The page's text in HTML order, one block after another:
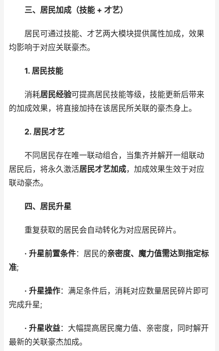
三、居民加成（技能 + 才艺）
居民可通过技能、才艺两大模块提供属性加成，效果
均影响于对应关联豪杰。
1. 居民技能
消耗居民经验可提高居民技能等级，技能更新后带来
的加成效果，将直接加持在该居民所关联的豪杰身上。
2. 居民才艺
不同居民存在唯一联动组合，当集齐并解开一组联动
居民后，将永久激活居民才艺加成，加成效果生效于对应
联动豪杰。
四、居民升星
重复获取的居民会自动转化为对应居民碎片。
· 升星前置条件：居民的亲密度、魔力值需达到指定标
准;
· 升星操作：满足条件后，消耗对应数量居民碎片即可
完成升星;
· 升星收益：大幅提高居民魔力值、亲密度，同时解开
最新的关联豪杰加成。